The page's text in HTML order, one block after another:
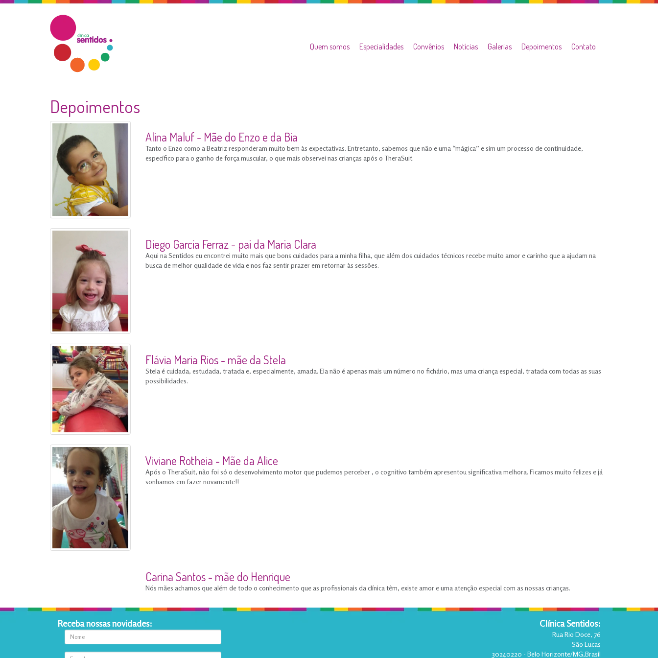
Quem somos Especialidades Convênios Notícias Galerias Depoimentos Contato
Depoimentos
Alina Maluf - Mãe do Enzo e da Bia
Tanto o Enzo como a Beatriz responderam muito bem às expectativas. Entretanto, sabemos que não e uma “mágica” e sim um processo de continuidade,
específico para o ganho de força muscular, o que mais observei nas crianças após o TheraSuit.
Diego Garcia Ferraz - pai da Maria Clara
Aqui na Sentidos eu encontrei muito mais que bons cuidados para a minha filha, que além dos cuidados técnicos recebe muito amor e carinho que a ajudam na
busca de melhor qualidade de vida e nos faz sentir prazer em retornar às sessões.
Flávia Maria Rios - mãe da Stela
Stela é cuidada, estudada, tratada e, especialmente, amada. Ela não é apenas mais um número no fichário, mas uma criança especial, tratada com todas as suas
possibilidades.
Viviane Rotheia - Mãe da Alice
Após o TheraSuit, não foi só o desenvolvimento motor que pudemos perceber , o cognitivo também apresentou significativa melhora. Ficamos muito felizes e já
sonhamos em fazer novamente!!
Carina Santos - mãe do Henrique
Nós mães achamos que além de todo o conhecimento que as profissionais da clínica têm, existe amor e uma atenção especial com as nossas crianças.
Receba nossas novidades: Clínica Sentidos:
Rua Rio Doce, 76
São Lucas
30240220 - Belo Horizonte/MG,Brasil